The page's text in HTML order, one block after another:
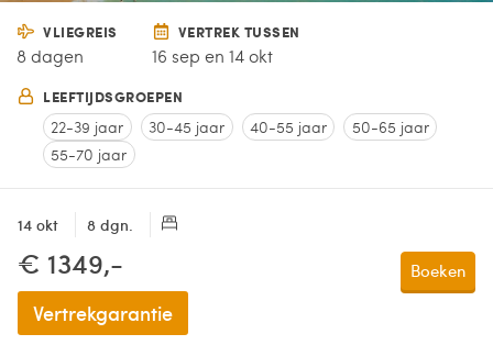
VLIEGREIS
8 dagen
VERTREK TUSSEN
16 sep en 14 okt
LEEFTIJDSGROEPEN
22-39 jaar 30-45 jaar 40-55 jaar
50-65 jaar
55-70 jaar
14 okt 8 dgn.
€ 1349,-
Vertrekgarantie
Boeken